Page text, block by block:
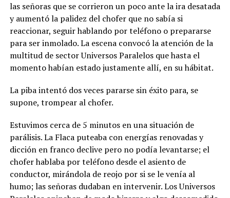
las señoras que se corrieron un poco ante la ira desatada
y aumentó la palidez del chofer que no sabía si
reaccionar, seguir hablando por teléfono o prepararse
para ser inmolado. La escena convocó la atención de la
multitud de sector Universos Paralelos que hasta el
momento habían estado justamente allí, en su hábitat.
La piba intentó dos veces pararse sin éxito para, se
supone, trompear al chofer.
Estuvimos cerca de 5 minutos en una situación de
parálisis. La Flaca puteaba con energías renovadas y
dicción en franco declive pero no podía levantarse; el
chofer hablaba por teléfono desde el asiento de
conductor, mirándola de reojo por si se le venía al
humo; las señoras dudaban en intervenir. Los Universos